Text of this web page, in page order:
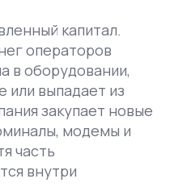
капитал.
операторов
в оборудовании,
или выпадает из
закупает новые
модемы и
часть
внутри